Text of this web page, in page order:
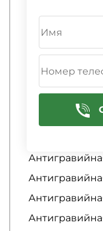
Абразивная
Аквапринт
автомобиля
автомобиля